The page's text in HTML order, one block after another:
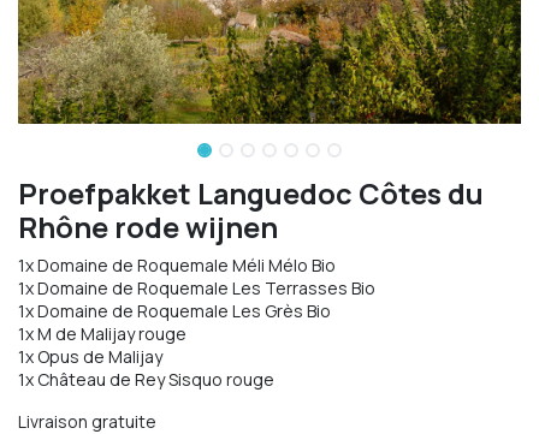
Proefpakket Languedoc Côtes du
Rhône rode wijnen
1x Domaine de Roquemale Méli Mélo Bio
1x Domaine de Roquemale Les Terrasses Bio
1x Domaine de Roquemale Les Grès Bio
1x M de Malijay rouge
1x Opus de Malijay
1x Château de Rey Sisquo rouge
Livraison gratuite